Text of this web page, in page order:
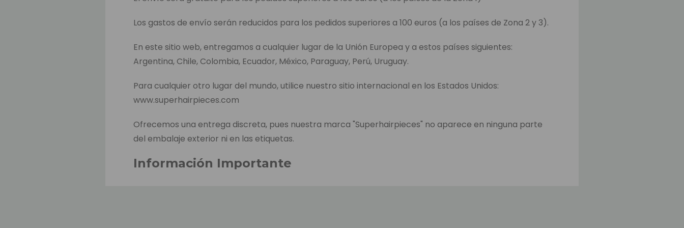
Los gastos de envío serán reducidos para los pedidos superiores a 100 euros (a los países de Zona 2 y 3).
En este sitio web, entregamos a cualquier lugar de la Unión Europea y a estos países siguientes:
Argentina, Chile, Colombia, Ecuador, México, Paraguay, Perú, Uruguay.
Para cualquier otro lugar del mundo, utilice nuestro sitio internacional en los Estados Unidos:
www.superhairpieces.com
Ofrecemos una entrega discreta, pues nuestra marca "Superhairpieces" no aparece en ninguna parte
del embalaje exterior ni en las etiquetas.
Información Importante